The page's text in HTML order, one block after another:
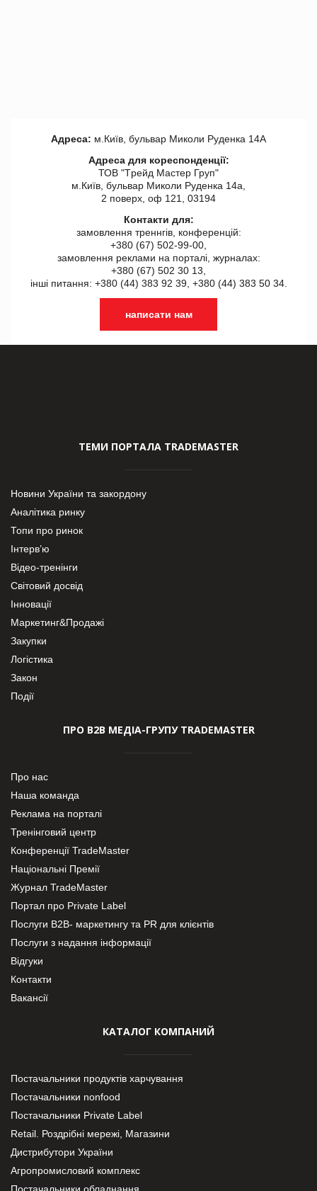
Адреса: м.Київ, бульвар Миколи Руденка 14А
Адреса для кореспонденції:
ТОВ "Tрейд Мастер Груп"
м.Київ, бульвар Миколи Руденка 14а,
2 поверх, оф 121, 03194
Контакти для:
замовлення треннгів, конференцій:
+380 (67) 502-99-00,
замовлення реклами на порталі, журналах:
+380 (67) 502 30 13,
інші питання: +380 (44) 383 92 39, +380 (44) 383 50 34.
написати нам
ТЕМИ ПОРТАЛА TRADEMASTER
Новини України та закордону
Аналітика ринку
Топи про ринок
Інтерв’ю
Відео-тренінги
Світовий досвід
Інновації
Маркетинг&Продажі
Закупки
Логістика
Закон
Події
ПРО В2В МЕДІА-ГРУПУ TRADEMASTER
Про нас
Наша команда
Реклама на порталі
Тренінговий центр
Конференції TradeMaster
Національні Премії
Журнал TradeMaster
Портал про Private Label
Послуги В2В- маркетингу та PR для клієнтів
Послуги з надання інформації
Відгуки
Контакти
Вакансії
КАТАЛОГ КОМПАНИЙ
Постачальники продуктів харчування
Постачальники nonfood
Постачальники Private Label
Retail. Роздрібні мережі, Магазини
Дистрибутори України
Агропромисловий комплекс
Постачальники обладнання